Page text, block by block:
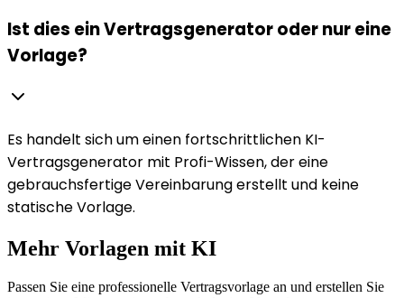
Ist dies ein Vertragsgenerator oder nur eine
Vorlage?
Es handelt sich um einen fortschrittlichen KI-
Vertragsgenerator mit Profi-Wissen, der eine
gebrauchsfertige Vereinbarung erstellt und keine
statische Vorlage.
Mehr Vorlagen mit KI
Passen Sie eine professionelle Vertragsvorlage an und erstellen Sie